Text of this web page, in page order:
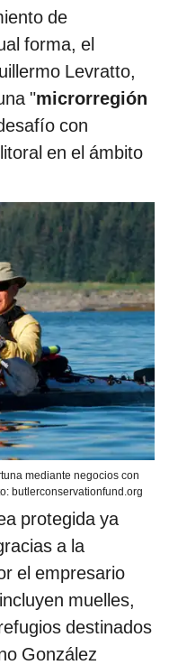
de
forma, el
Levratto,
"microrregión
con
en el ámbito
mediante negocios con
butlerconservationfund.org
protegida ya
a la
el empresario
muelles,
destinados
González